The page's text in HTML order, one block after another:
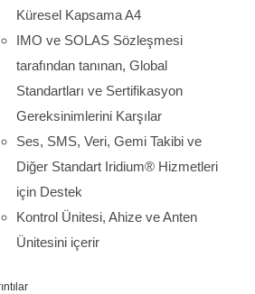
Küresel Kapsama A4
IMO ve SOLAS Sözleşmesi
tarafından tanınan, Global
Standartları ve Sertifikasyon
Gereksinimlerini Karşılar
Ses, SMS, Veri, Gemi Takibi ve
Diğer Standart Iridium® Hizmetleri
için Destek
Kontrol Ünitesi, Ahize ve Anten
Ünitesini içerir